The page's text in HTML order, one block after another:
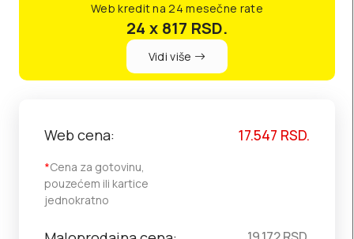
Web kredit na 24 mesečne rate
24 x 817 RSD.
Vidi više
Web cena:
*Cena za gotovinu,
pouzećem ili kartice
jednokratno
17.547 RSD.